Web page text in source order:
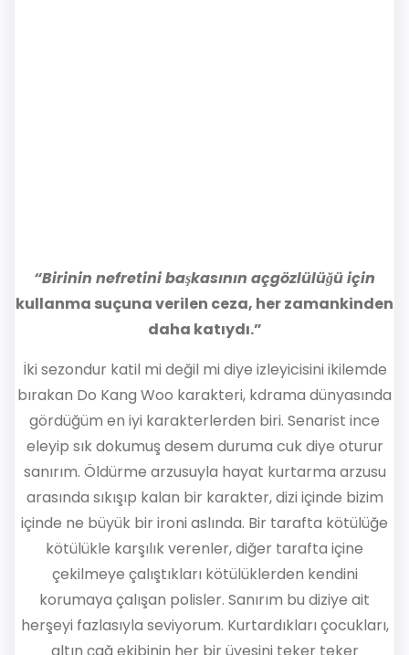
“Birinin nefretini başkasının açgözlülüğü için
kullanma suçuna verilen ceza, her zamankinden
daha katıydı.”
İki sezondur katil mi değil mi diye izleyicisini ikilemde
bırakan Do Kang Woo karakteri, kdrama dünyasında
gördüğüm en iyi karakterlerden biri. Senarist ince
eleyip sık dokumuş desem duruma cuk diye oturur
sanırım. Öldürme arzusuyla hayat kurtarma arzusu
arasında sıkışıp kalan bir karakter, dizi içinde bizim
içinde ne büyük bir ironi aslında. Bir tarafta kötülüğe
kötülükle karşılık verenler, diğer tarafta içine
çekilmeye çalıştıkları kötülüklerden kendini
korumaya çalışan polisler. Sanırım bu diziye ait
herşeyi fazlasıyla seviyorum. Kurtardıkları çocukları,